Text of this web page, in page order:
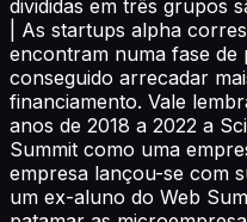
divididas em três grupos
| As startups alpha
encontram numa fase de
conseguido arrecadar
financiamento. Vale
anos de 2018 a 2022 a
Summit como uma
empresa lançou-se com
um ex-aluno do Web